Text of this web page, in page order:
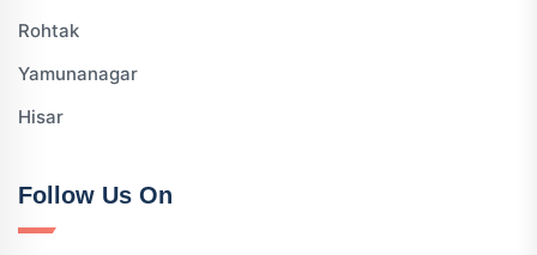
Rohtak
Yamunanagar
Hisar
Follow Us On